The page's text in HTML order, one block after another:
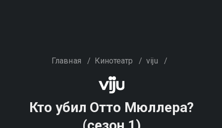
Главная / Кинотеатр / viju /
Кто убил Отто Мюллера?